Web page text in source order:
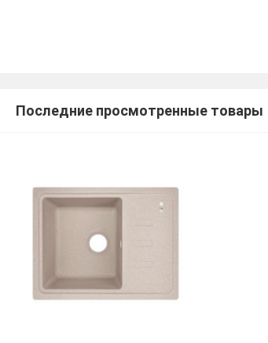
Последние просмотренные товары